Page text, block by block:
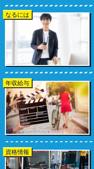
なるには
年収給与
資格情報